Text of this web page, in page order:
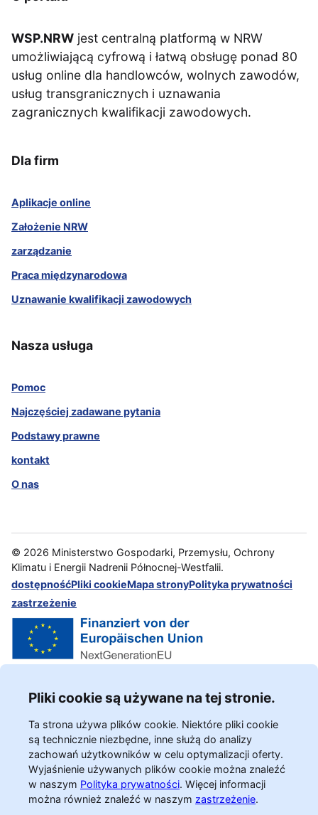
WSP.NRW jest centralną platformą w NRW
umożliwiającą cyfrową i łatwą obsługę ponad 80
usług online dla handlowców, wolnych zawodów,
usług transgranicznych i uznawania
zagranicznych kwalifikacji zawodowych.
Dla firm
Aplikacje online
Założenie NRW
zarządzanie
Praca międzynarodowa
Uznawanie kwalifikacji zawodowych
Nasza usługa
Pomoc
Najczęściej zadawane pytania
Podstawy prawne
kontakt
O nas
© 2026 Ministerstwo Gospodarki, Przemysłu, Ochrony
Klimatu i Energii Nadrenii Północnej-Westfalii.
dostępnośćPliki cookieMapa stronyPolityka prywatności
zastrzeżenie
Pliki cookie są używane na tej stronie.
Ta strona używa plików cookie. Niektóre pliki cookie
są technicznie niezbędne, inne służą do analizy
zachowań użytkowników w celu optymalizacji oferty.
Wyjaśnienie używanych plików cookie można znaleźć
w naszym Polityka prywatności. Więcej informacji
można również znaleźć w naszym zastrzeżenie.